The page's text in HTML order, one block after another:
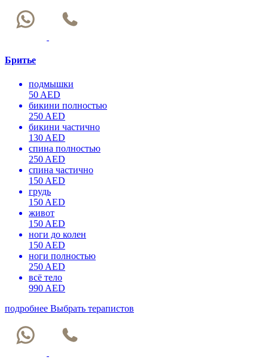
Бритье
подмышки
50 AED
бикини полностью
250 AED
бикини частично
130 AED
спина полностью
250 AED
спина частично
150 AED
грудь
150 AED
живот
150 AED
ноги до колен
150 AED
ноги полностью
250 AED
всё тело
990 AED
подробнее Выбрать терапистов